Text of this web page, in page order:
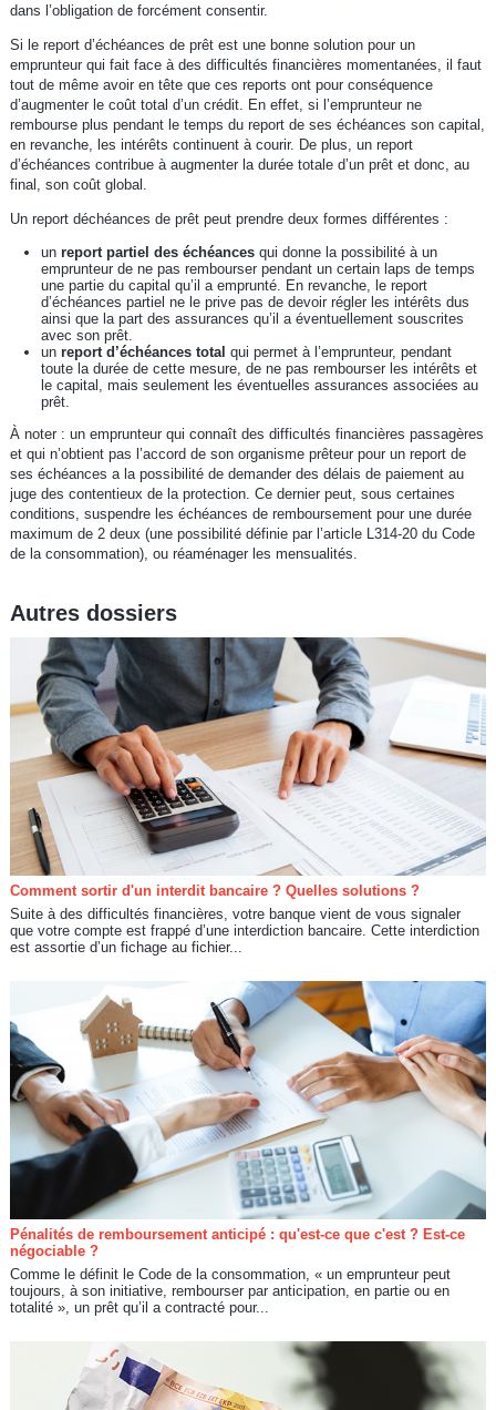
dans l’obligation de forcément consentir.
Si le report d’échéances de prêt est une bonne solution pour un
emprunteur qui fait face à des difficultés financières momentanées, il faut
tout de même avoir en tête que ces reports ont pour conséquence
d’augmenter le coût total d’un crédit. En effet, si l’emprunteur ne
rembourse plus pendant le temps du report de ses échéances son capital,
en revanche, les intérêts continuent à courir. De plus, un report
d’échéances contribue à augmenter la durée totale d’un prêt et donc, au
final, son coût global.
Un report déchéances de prêt peut prendre deux formes différentes :
un report partiel des échéancesqui donne la possibilité à un
emprunteur de ne pas rembourser pendant un certain laps de temps
une partie du capital qu’il a emprunté. En revanche, le report
d’échéances partiel ne le prive pas de devoir régler les intérêts dus
ainsi que la part des assurances qu’il a éventuellement souscrites
avec son prêt.
un report d’échéances total qui permet à l’emprunteur, pendant
toute la durée de cette mesure, de ne pas rembourser les intérêts et
le capital, mais seulement les éventuelles assurances associées au
prêt.
À noter : un emprunteur qui connaît des difficultés financières passagères
et qui n’obtient pas l’accord de son organisme prêteur pour un report de
ses échéances a la possibilité de demander des délais de paiement au
juge des contentieux de la protection. Ce dernier peut, sous certaines
conditions, suspendre les échéances de remboursement pour une durée
maximum de 2 deux (une possibilité définie par l’article L314-20 du Code
de la consommation), ou réaménager les mensualités.
Autres dossiers
Comment sortir d'un interdit bancaire ? Quelles solutions ?
Suite à des difficultés financières, votre banque vient de vous signaler
que votre compte est frappé d’une interdiction bancaire. Cette interdiction
est assortie d’un fichage au fichier...
Pénalités de remboursement anticipé : qu'est-ce que c'est ? Est-ce
négociable ?
Comme le définit le Code de la consommation, « un emprunteur peut
toujours, à son initiative, rembourser par anticipation, en partie ou en
totalité », un prêt qu’il a contracté pour...